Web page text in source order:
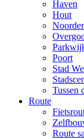
Haven
Hout
Poort
Stad
Tussen
Route
Route